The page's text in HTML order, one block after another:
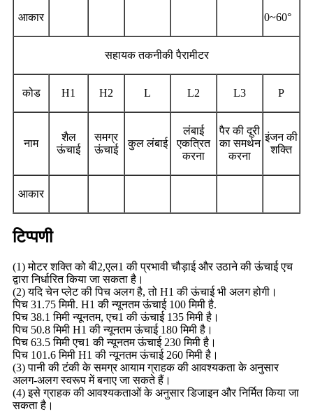
आकार 0~60°
सहायक तकनीकी पैरामीटर
कोड H1 H2 L L2 L3 P
नाम
शैल
ऊंचाई
समग्र
ऊंचाई
कुल लंबाई
लंबाई
एकत्रित
करना
पैर की दूरी
का समर्थन
करना
इंजन की
शक्ति
आकार
टिप्पणी
(1) मोटर शक्ति को बी2,एल1 की प्रभावी चौड़ाई और उठाने की ऊंचाई एच
द्वारा निर्धारित किया जा सकता है।
(2) यदि चेन प्लेट की पिच अलग है, तो H1 की ऊंचाई भी अलग होगी।
पिच 31.75 मिमी. H1 की न्यूनतम ऊंचाई 100 मिमी है.
पिच 38.1 मिमी न्यूनतम, एच1 की ऊंचाई 135 मिमी है।
पिच 50.8 मिमी H1 की न्यूनतम ऊंचाई 180 मिमी है।
पिच 63.5 मिमी एच1 की न्यूनतम ऊंचाई 230 मिमी है।
पिच 101.6 मिमी H1 की न्यूनतम ऊंचाई 260 मिमी है।
(3) पानी की टंकी के समग्र आयाम ग्राहक की आवश्यकता के अनुसार
अलग-अलग स्वरूप में बनाए जा सकते हैं।
(4) इसे ग्राहक की आवश्यकताओं के अनुसार डिजाइन और निर्मित किया जा
सकता है।